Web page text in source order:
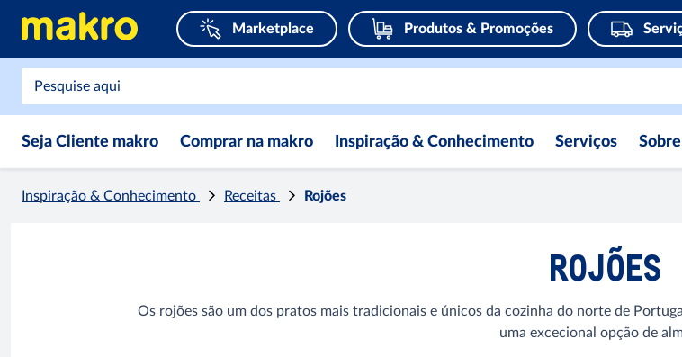
Marketplace Produtos & Promoções
Seja Cliente makro Comprar na makro Inspiração & Conhecimento Serviços
Inspiração & Conhecimento Receitas Rojões
ROJÕES
Os rojões são um dos pratos mais tradicionais e únicos da cozinha do norte de
uma excecional opção de